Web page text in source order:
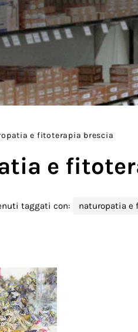
e fitoterapia brescia
e
taggati con: naturopatia e